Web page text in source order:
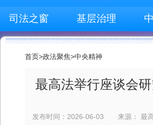
司法之窗 基层治理
首页>政法聚焦>中央精神
最高法举行座谈会
发布时间：2026-06-03 来源：